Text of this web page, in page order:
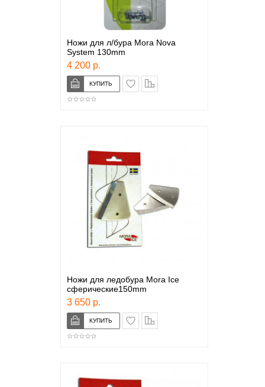
Ножи для л/бура Mora Nova
System 130mm
4 200 р.
в закладки
Ножи для ледобура Mora Ice
сферические150mm
3 650 р.
в закладки